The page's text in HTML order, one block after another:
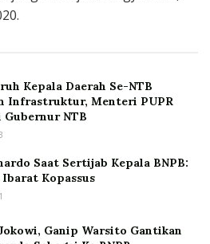
Kepala Daerah Se-NTB
Infrastruktur, Menteri PUPR
Gubernur NTB
Saat Sertijab Kepala BNPB:
Ibarat Kopassus
Ganip Warsito Gantikan